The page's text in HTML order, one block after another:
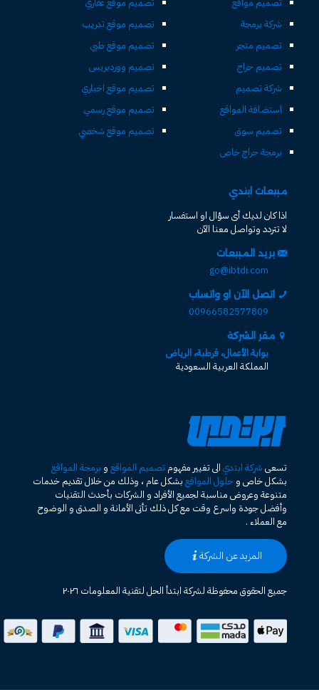
شركة برمجة
تصميم متجر
تصميم حراج
شركة تصميم
استضافة المواقع
تصميم سوق
برمجة حراج خاص
تصميم موقع تدريب
تصميم موقع طبي
تصميم ووردبريس
تصميم موقع اخباري
تصميم موقع رسمي
تصميم موقع شخصي
مبيعات ابتدي
اذا كان لديك أى سؤال او استفسار
لا تتردد وتواصل معنا الآن
بريد المبيعات
go@ibtdi.com
اتصل الآن او واتساب
00966582577809
مقر الشركة
بوابة الأعمال، قرطبة، الرياض
المملكة العربية السعودية
تسعى شركة ابتدي الى تغيير مفهوم تصميم المواقع و برمجة المواقع
بشكل خاص و حلول المواقع بشكل عام ، وذلك من خلال تقديم خدمات
متنوعة وعروض مناسبة لجميع الأفراد و الشركات بأحدث التقنيات
وأفضل جودة واسرع وقت مع كل ذلك تأتى الأمانة و الصدق و الوضوح
مع العملاء .
المزيد عن الشركة
جميع الحقوق محفوظة لشركة ابتدأ الحل لتقنية المعلومات ٢٠٢٦